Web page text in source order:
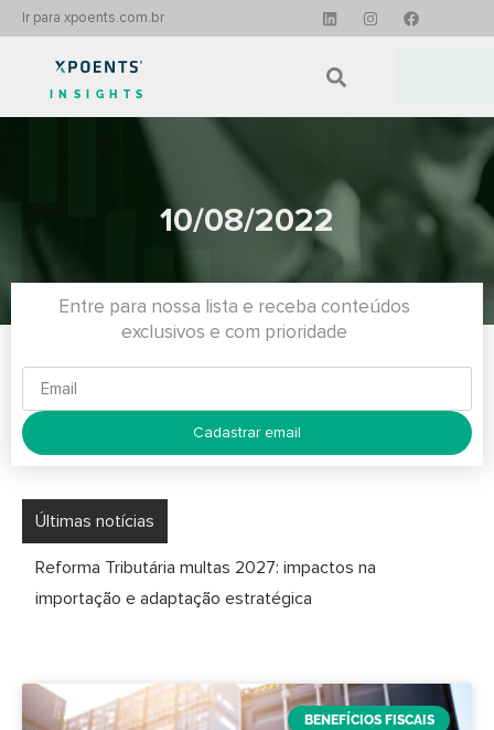
Ir para xpoents.com.br
INSIGHTS
10/08/2022
Entre para nossa lista e receba conteúdos
exclusivos e com prioridade
Cadastrar email
Últimas notícias
Reforma Tributária multas 2027: impactos na
importação e adaptação estratégica
BENEFÍCIOS FISCAIS